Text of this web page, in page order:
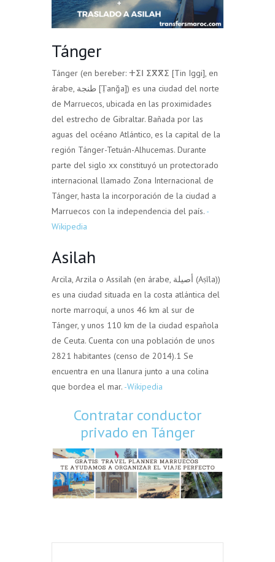
Tánger
Tánger (en bereber: ⵜⵉⵏ ⵉⴳⴳⵉ [Tin Iggi], en
árabe, طنجة [Ṭanğa]) es una ciudad del norte
de Marruecos, ubicada en las proximidades
del estrecho de Gibraltar. Bañada por las
aguas del océano Atlántico, es la capital de la
región Tánger-Tetuán-Alhucemas. Durante
parte del siglo xx constituyó un protectorado
internacional llamado Zona Internacional de
Tánger, hasta la incorporación de la ciudad a
Marruecos con la independencia del país. -
Wikipedia
Asilah
Arcila, Arzila o Assilah (en árabe, أصيلة (Aṣīla))
es una ciudad situada en la costa atlántica del
norte marroquí, a unos 46 km al sur de
Tánger, y unos 110 km de la ciudad española
de Ceuta. Cuenta con una población de unos
2821 habitantes (censo de 2014).1​ Se
encuentra en una llanura junto a una colina
que bordea el mar. -Wikipedia
Contratar conductor
privado en Tánger